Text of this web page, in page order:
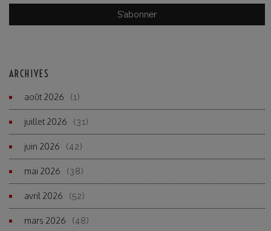
ARCHIVES
août 2026 (1)
juillet 2026 (31)
juin 2026 (42)
mai 2026 (38)
avril 2026 (52)
mars 2026 (48)